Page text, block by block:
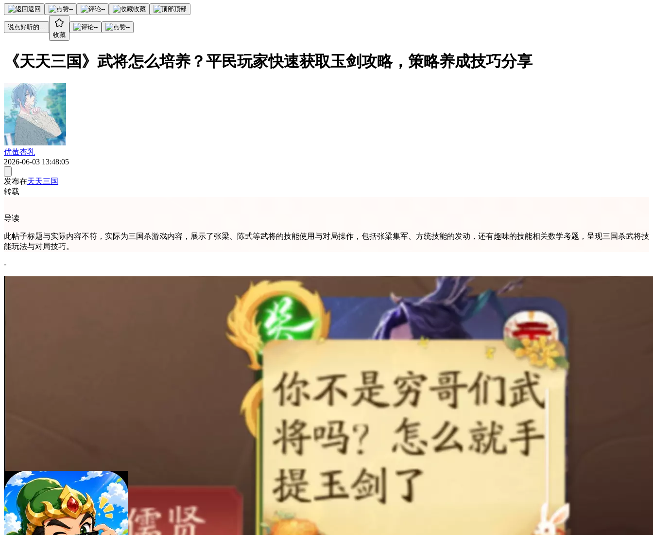
返回 -- -- 收藏 顶部
说点好听的...
收藏
-- --
《天天三国》武将怎么培养？平民玩家快速获取玉剑攻略，策略养成技巧分享
优莓杏乳
2026-06-03 13:48:05
发布在天天三国
转载
导读
此帖子标题与实际内容不符，实际为三国杀游戏内容，展示了张梁、陈式等武将的技能使用与对局操作，包括张梁集军、方统技能的发动，还有趣味的技能相关数学考题，呈现三国杀武将技
能玩法与对局技巧。
-